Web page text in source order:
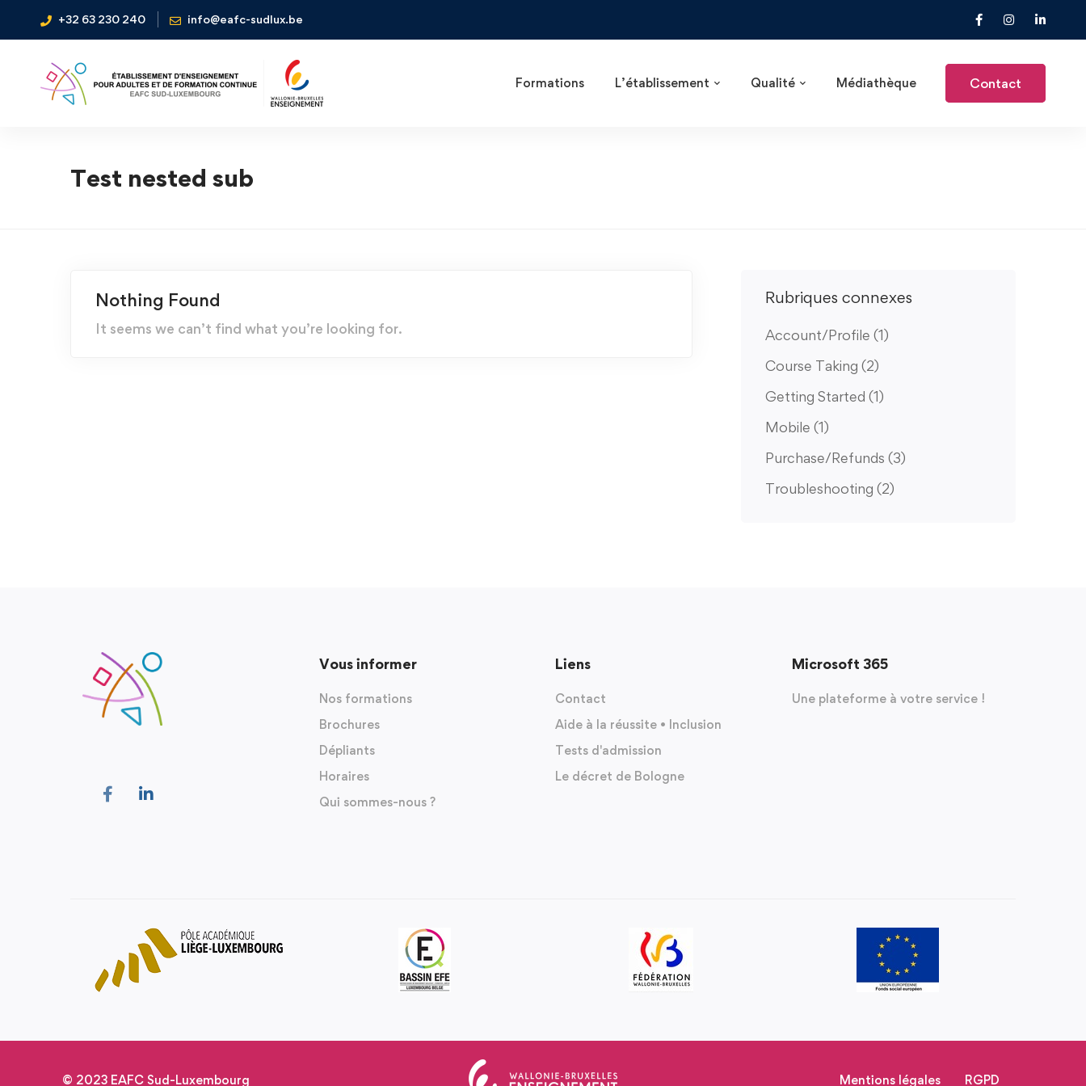
+32 63 230 240 info@eafc-sudlux.be
Formations L’établissement Qualité Médiathèque Contact
Test nested sub
Nothing Found
It seems we can’t find what you’re looking for.
Rubriques connexes
Account/Profile (1)
Course Taking (2)
Getting Started (1)
Mobile (1)
Purchase/Refunds (3)
Troubleshooting (2)
Vous informer
Nos formations
Brochures
Dépliants
Horaires
Qui sommes-nous ?
Liens
Contact
Aide à la réussite • Inclusion
Tests d'admission
Le décret de Bologne
Microsoft 365
Une plateforme à votre service !
© 2023 EAFC Sud-Luxembourg Mentions légales RGPD